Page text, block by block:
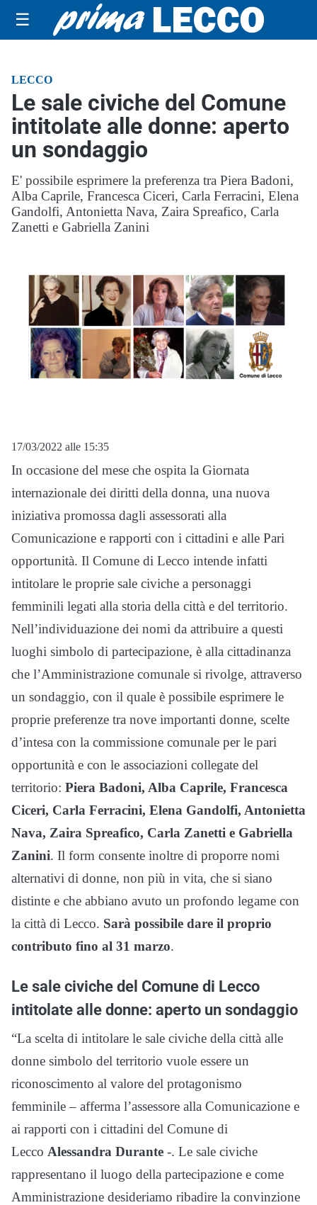
☰
LECCO
Le sale civiche del Comune
intitolate alle donne: aperto
un sondaggio
E' possibile esprimere la preferenza tra Piera Badoni,
Alba Caprile, Francesca Ciceri, Carla Ferracini, Elena
Gandolfi, Antonietta Nava, Zaira Spreafico, Carla
Zanetti e Gabriella Zanini
17/03/2022 alle 15:35
In occasione del mese che ospita la Giornata
internazionale dei diritti della donna, una nuova
iniziativa promossa dagli assessorati alla
Comunicazione e rapporti con i cittadini e alle Pari
opportunità. Il Comune di Lecco intende infatti
intitolare le proprie sale civiche a personaggi
femminili legati alla storia della città e del territorio.
Nell’individuazione dei nomi da attribuire a questi
luoghi simbolo di partecipazione, è alla cittadinanza
che l’Amministrazione comunale si rivolge, attraverso
un sondaggio, con il quale è possibile esprimere le
proprie preferenze tra nove importanti donne, scelte
d’intesa con la commissione comunale per le pari
opportunità e con le associazioni collegate del
territorio: Piera Badoni, Alba Caprile, Francesca
Ciceri, Carla Ferracini, Elena Gandolfi, Antonietta
Nava, Zaira Spreafico, Carla Zanetti e Gabriella
Zanini. Il form consente inoltre di proporre nomi
alternativi di donne, non più in vita, che si siano
distinte e che abbiano avuto un profondo legame con
la città di Lecco. Sarà possibile dare il proprio
contributo fino al 31 marzo.
Le sale civiche del Comune di Lecco
intitolate alle donne: aperto un sondaggio
“La scelta di intitolare le sale civiche della città alle
donne simbolo del territorio vuole essere un
riconoscimento al valore del protagonismo
femminile – afferma l’assessore alla Comunicazione e
ai rapporti con i cittadini del Comune di
Lecco Alessandra Durante -. Le sale civiche
rappresentano il luogo della partecipazione e come
Amministrazione desideriamo ribadire la convinzione